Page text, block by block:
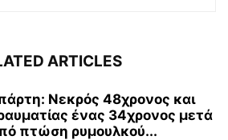
ARTICLES
Νεκρός 48χρονος και
ένας 34χρονος μετά
πτώση ρυμουλκού...